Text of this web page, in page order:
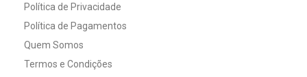
Política de Privacidade
Política de Pagamentos
Quem Somos
Termos e Condições